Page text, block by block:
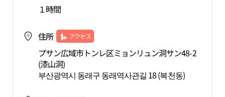
１時間
住所 アクセス
プサン広域市トンレ区ミョンリュン洞サン48-2
(漆山洞)
부산광역시 동래구 동래역사관길 18 (복천동)